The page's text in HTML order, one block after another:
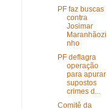
PF faz buscas
contra
Josimar
Maranhãozi
nho
PF deflagra
operação
para apurar
supostos
crimes d...
Comitê da